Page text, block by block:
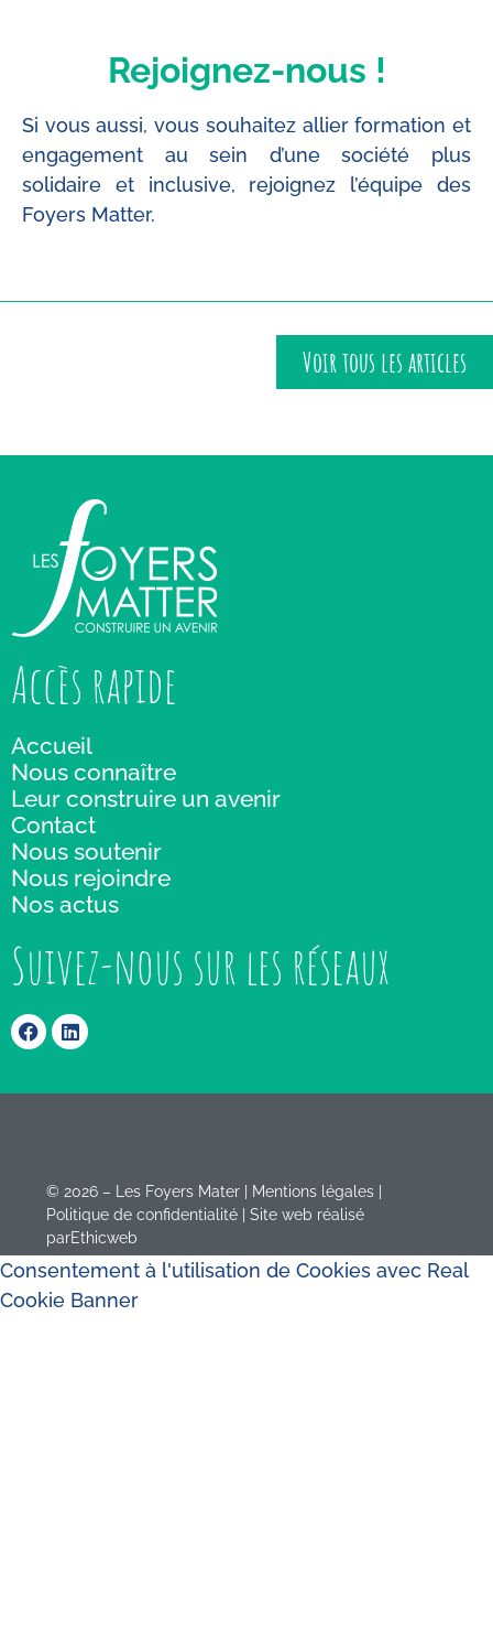
Rejoignez-nous !
Si vous aussi, vous souhaitez allier formation et
engagement au sein d’une société plus
solidaire et inclusive, rejoignez l’équipe des
Foyers Matter.
Voir tous les articles
Accès rapide
Accueil
Nous connaître
Leur construire un avenir
Contact
Nous soutenir
Nous rejoindre
Nos actus
Suivez-nous sur les réseaux
© 2026 – Les Foyers Mater | Mentions légales
Politique de confidentialité
| Site web réalisé
parEthicweb
Consentement à l'utilisation de Cookies avec Real
Cookie Banner